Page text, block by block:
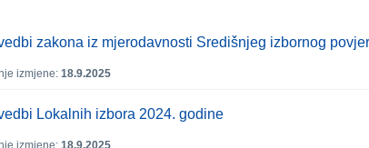
zakona iz mjerodavnosti Središnjeg izbornog
izmjene: 18.9.2025
Lokalnih izbora 2024. godine
izmjene: 18.9.2025